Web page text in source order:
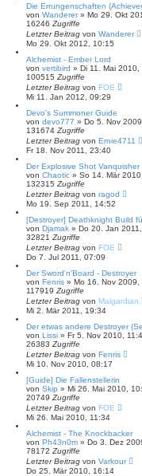
Die Errungenschaften
von Wanderer» Mo 29. Okt
16246 Zugriffe
Letzter Beitrag von Wanderer
Mo 29. Okt 2012, 10:15
Alchemist - Ember Lord
von vertibird » Di 11. Mai 2010,
100515 Zugriffe
Letzter Beitrag von FOE
Mi 11. Jan 2012, 09:29
Devo's Summoner Guide
von devo777 » Do 5. Nov
131674 Zugriffe
Letzter Beitrag von Ernie4711
Fr 18. Nov 2011, 23:40
Der Explosive Shot Vanquisher
von Chaotic » So 14. Mär
132315 Zugriffe
Letzter Beitrag von ragod
Mo 19. Sep 2011, 14:52
[Destroyer] Deathknight Build
von Djamak » Do 20. Jan
32821 Zugriffe
Letzter Beitrag von FOE
Do 7. Jul 2011, 07:09
Der Sword'n'Board - Destroyer
von Fenris » Mo 16. Nov 2009,
117919 Zugriffe
Letzter Beitrag von Malgardian
Mi 2. Mär 2011, 19:34
Der etwas andere Destroyer
von Lissi » Fr 5. Nov 2010,
26383 Zugriffe
Letzter Beitrag von Fenris
Mi 10. Nov 2010, 08:17
[Guide] Die Fallenstellerin
von Skip » Mi 26. Mai 2010,
20749 Zugriffe
Letzter Beitrag von FOE
Mi 26. Mai 2010, 11:34
Alchemist - The Knockbacker
von Ph43n0m » Do 3. Dez
78172 Zugriffe
Letzter Beitrag von Varkour
Do 25. Mär 2010, 16:14